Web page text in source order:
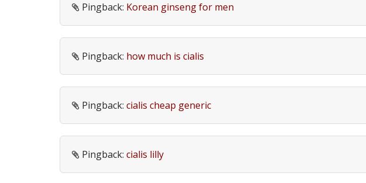
Pingback: Korean ginseng for men
Pingback: how much is cialis
Pingback: cialis cheap generic
Pingback: cialis lilly